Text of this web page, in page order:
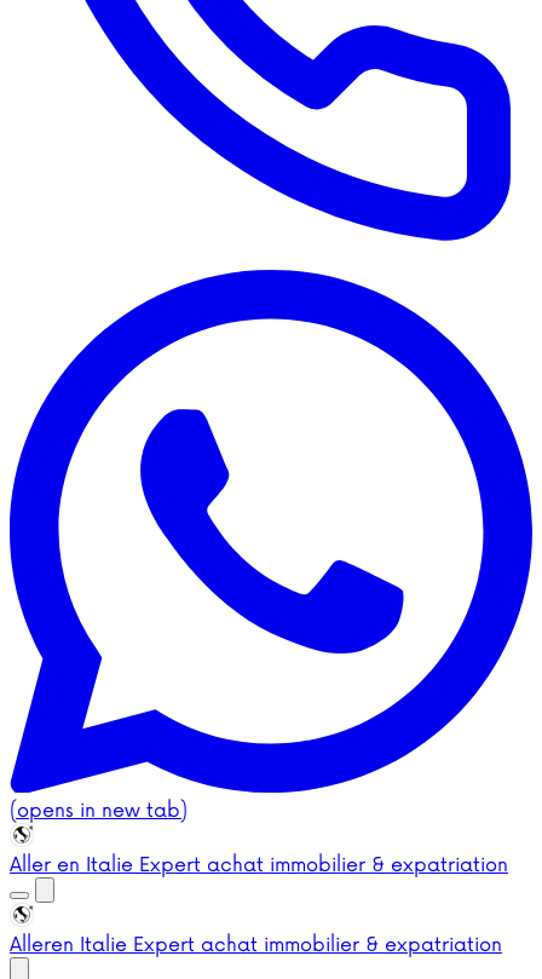
(opens in new tab)
Aller en Italie Expert achat immobilier & expatriation
Alleren Italie Expert achat immobilier & expatriation